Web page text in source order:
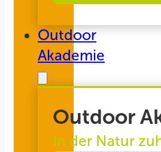
Outdoor
Akademie
Outdoor
In der Natur